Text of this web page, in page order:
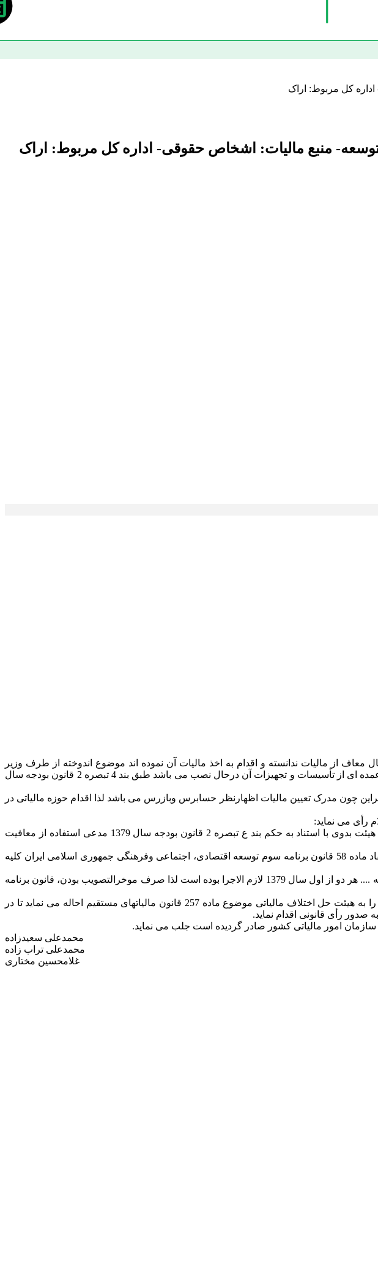
حل اختلاف بدوی و تجدید نظر، اندوخته توسعه و تکمیل شرکت را به مبلغ 40 میلیارد ریال معاف از مالیات ندانسته و اقدام به اخذ مالیات آن نموده اند موضوع اندوخته از طرف وزیر
محترم صنایع طی نامه ای عنوان وزیر محترم امور اقتصادی و دارائی تأئید گردیده است در حال حاضر نیز بخش عمده ای از تأسیسات و تجهیزات آن درحال نصب می باشد طبق بند 4 تبصره 2 قانون بودجه سال
مالیات لحاظ گردیده بنابراین چون مدرک تعیین مالیات اظهارنظر حسابرس وبازرس می باشد لذا اقدام حوزه مالیاتی در
رأی می نماید:
برابر محتویات پرونده امر، مودی در مرحله رسیدگی هیأت حل اختلاف مالیاتی تجدید نظر ضمن اعتراض به رأی هیئت بدوی با استناد به حکم بند ع تبصره 2 قانون بودجه سال 1379 مدعی استفاده از معافیت
هیئت تجدید نظر با استناد به نامه شماره 6290-5/30 مورخ 1381/01/17 دفتر فنی مالیاتی، به این علت که طبق مفاد ماده 58 قانون برنامه سوم توسعه اقتصادی، اجتماعی وفرهنگی جمهوری اسلامی ایران کلیه
اینک با توجه به اینکه حکم بند ع تبصره 2 قانون بودجه سال 1379 و همچنین حکم ماده 58 قانون برنامه سوم توسعه .... هر دو از اول سال 1379 لازم الاجرا بوده است لذا صرف موخرالتصویب بودن، قانون برنامه
بنابراین به رأی مورد واخواهی از این حیث ایراد وارد است و شعبه رأی مذکور (مورد واخواهی) را نقض و پرونده را به هیئت حل اختلاف مالیاتی موضوع ماده 257 قانون مالیاتهای مستقیم احاله می نماید تا در
محمدعلی سعیدزاده
محمدعلی تراب زاده
غلامحسین مختاری